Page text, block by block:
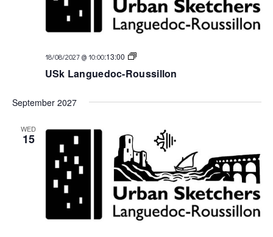
18/08/2027 @ 10:00:13:00
USk
USk Languedoc-Roussillon
September 2027
WED
15